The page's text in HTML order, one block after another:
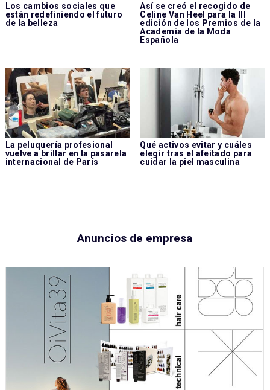
Los cambios sociales que
están redefiniendo el futuro
de la belleza
Así se creó el recogido de
Celine Van Heel para la III
edición de los Premios de la
Academia de la Moda
Española
La peluquería profesional
vuelve a brillar en la pasarela
internacional de París
Qué activos evitar y cuáles
elegir tras el afeitado para
cuidar la piel masculina
Anuncios de empresa